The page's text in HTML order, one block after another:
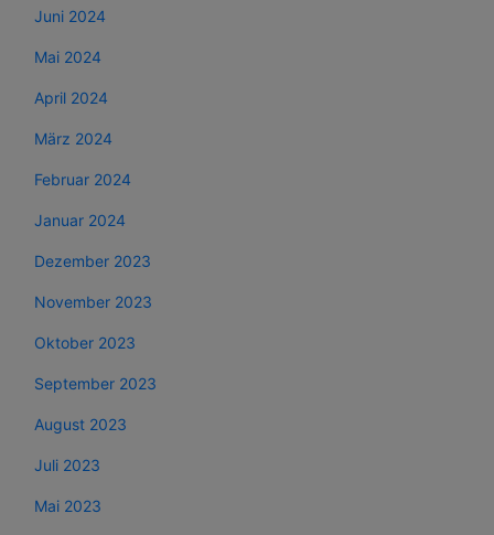
Juni 2024
Mai 2024
April 2024
März 2024
Februar 2024
Januar 2024
Dezember 2023
November 2023
Oktober 2023
September 2023
August 2023
Juli 2023
Mai 2023